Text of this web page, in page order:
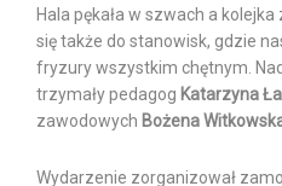
Hala pękała w szwach a
się także do stanowisk, gdzie
fryzury wszystkim chętnym.
trzymały pedagog Katarzyna
zawodowych Bożena
Wydarzenie zorganizował